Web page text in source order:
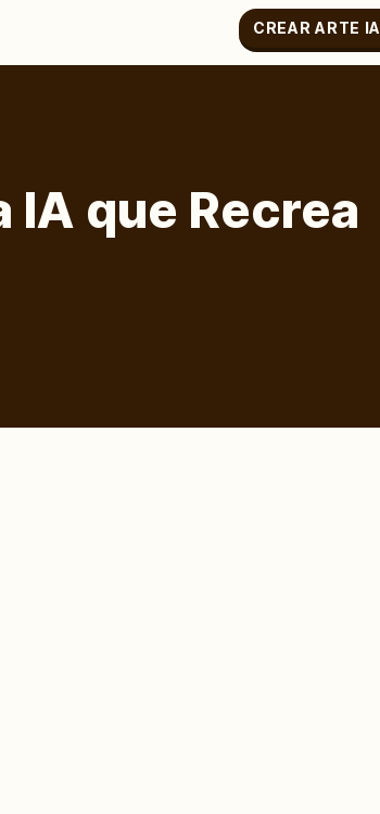
CREAR ARTE IA
IA que Recrea